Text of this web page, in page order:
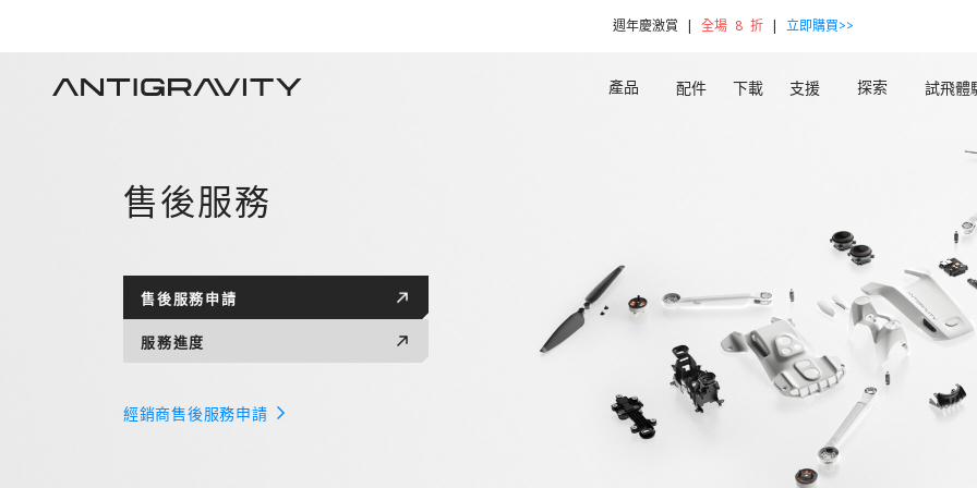
週年慶激賞 | 全場 8 折| 立即購買>>
產品 配件 下載 支援 探索 試飛體
售後服務
售後服務申請
服務進度
經銷商售後服務申請